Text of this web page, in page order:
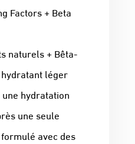
Factors + Beta
naturels + Bêta-
léger
hydratation
une seule
avec des